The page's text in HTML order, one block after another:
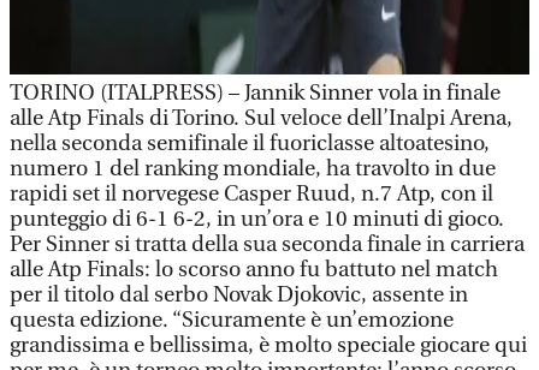
TORINO (ITALPRESS) – Jannik Sinner vola in finale
alle Atp Finals di Torino. Sul veloce dell’Inalpi Arena,
nella seconda semifinale il fuoriclasse altoatesino,
numero 1 del ranking mondiale, ha travolto in due
rapidi set il norvegese Casper Ruud, n.7 Atp, con il
punteggio di 6-1 6-2, in un’ora e 10 minuti di gioco.
Per Sinner si tratta della sua seconda finale in carriera
alle Atp Finals: lo scorso anno fu battuto nel match
per il titolo dal serbo Novak Djokovic, assente in
questa edizione. “Sicuramente è un’emozione
grandissima e bellissima, è molto speciale giocare qui